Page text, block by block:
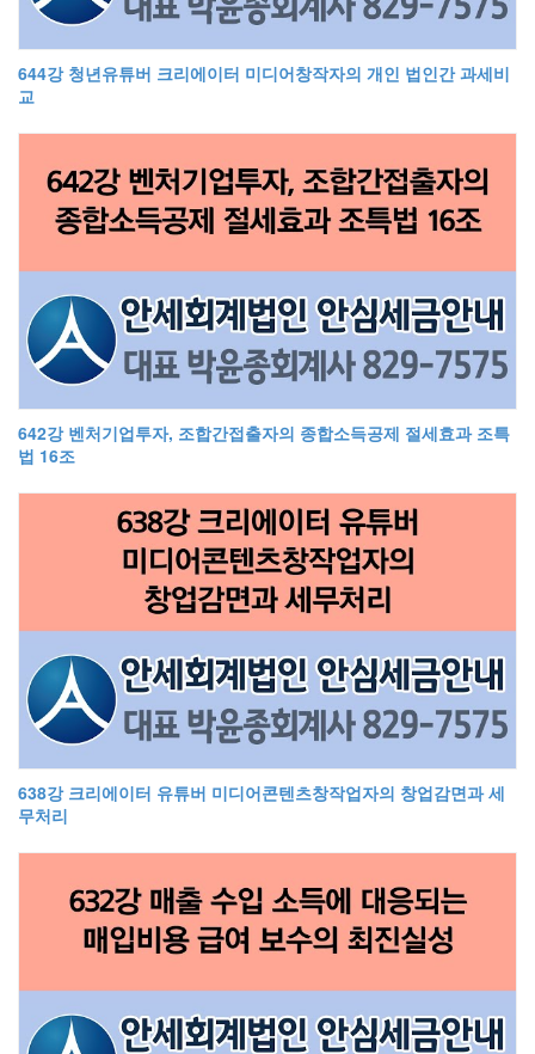
644강 청년유튜버 크리에이터 미디어창작자의 개인 법인간 과세비
교
642강 벤처기업투자, 조합간접출자의 종합소득공제 절세효과 조특
법 16조
638강 크리에이터 유튜버 미디어콘텐츠창작업자의 창업감면과 세
무처리